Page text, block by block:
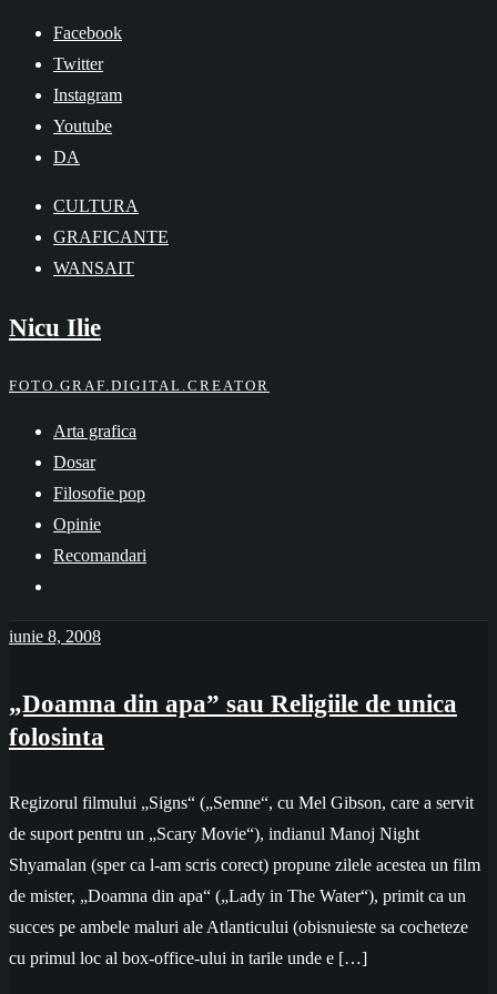
Skip
content
Facebook
Twitter
Instagram
Youtube
DA
CULTURA
GRAFICANTE
WANSAIT
Nicu Ilie
FOTO.GRAF.DIGITAL.CREATOR
Arta grafica
Dosar
Filosofie pop
Opinie
Recomandari
iunie 8, 2008
„Doamna din apa” sau Religiile de unica
folosinta
Regizorul filmului „Signs“ („Semne“, cu Mel Gibson, care a servit
de suport pentru un „Scary Movie“), indianul Manoj Night
Shyamalan (sper ca l-am scris corect) propune zilele acestea un film
de mister, „Doamna din apa“ („Lady in The Water“), primit ca un
succes pe ambele maluri ale Atlanticului (obisnuieste sa cocheteze
cu primul loc al box-office-ului in tarile unde e […]